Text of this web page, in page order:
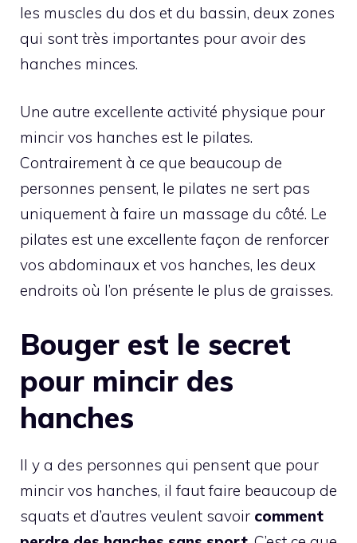
les muscles du dos et du bassin, deux zones
qui sont très importantes pour avoir des
hanches minces.
Une autre excellente activité physique pour
mincir vos hanches est le pilates.
Contrairement à ce que beaucoup de
personnes pensent, le pilates ne sert pas
uniquement à faire un massage du côté. Le
pilates est une excellente façon de renforcer
vos abdominaux et vos hanches, les deux
endroits où l’on présente le plus de graisses.
Bouger est le secret
pour mincir des
hanches
Il y a des personnes qui pensent que pour
mincir vos hanches, il faut faire beaucoup de
squats et d’autres veulent savoir comment